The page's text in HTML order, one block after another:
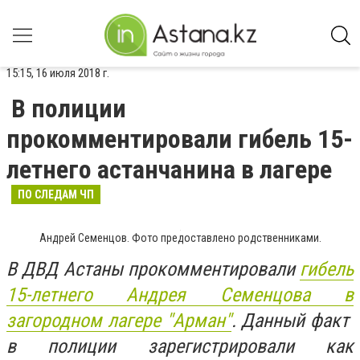
15:15, 16 июля 2018 г.
В полиции
прокомментировали гибель 15-
летнего астанчанина в лагере
ПО СЛЕДАМ ЧП
Андрей Семенцов. Фото предоставлено родственниками.
В ДВД Астаны прокомментировалигибель
15-летнего Андрея Семенцова в
загородном лагере "Арман". Данный факт
в полиции зарегистрировали как